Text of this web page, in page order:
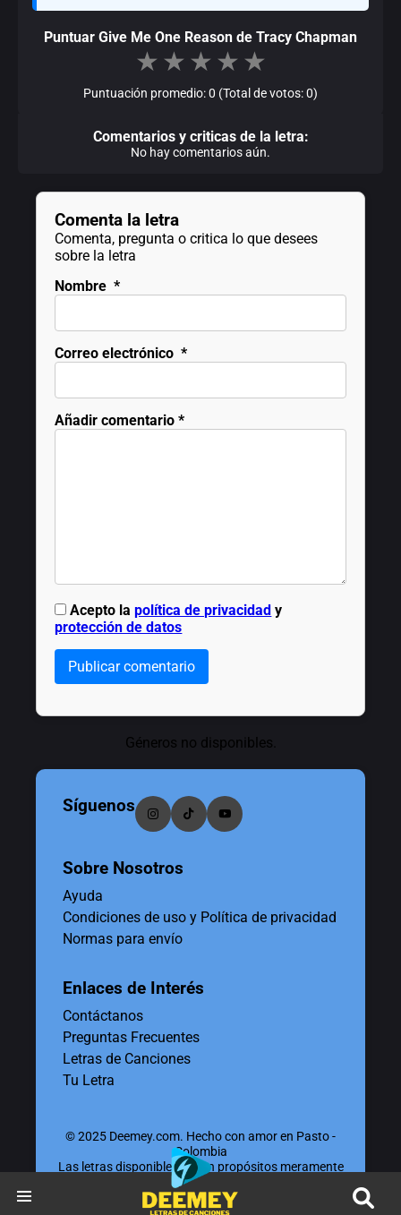
Puntuar Give Me One Reason de Tracy Chapman
★ ★ ★ ★ ★
Puntuación promedio: 0 (Total de votos: 0)
Comentarios y criticas de la letra:
No hay comentarios aún.
Comenta la letra
Comenta, pregunta o critica lo que desees
sobre la letra
Nombre *
Correo electrónico *
Añadir comentario *
Acepto lapolítica de privacidad y
protección de datos
Publicar comentario
Géneros no disponibles.
Síguenos
Sobre Nosotros
Ayuda
Condiciones de uso y Política de privacidad
Normas para envío
Enlaces de Interés
Contáctanos
Preguntas Frecuentes
Letras de Canciones
Tu Letra
© 2025 Deemey.com. Hecho con amor en Pasto -
Colombia
Las letras disponibles tienen propósitos meramente
educativos